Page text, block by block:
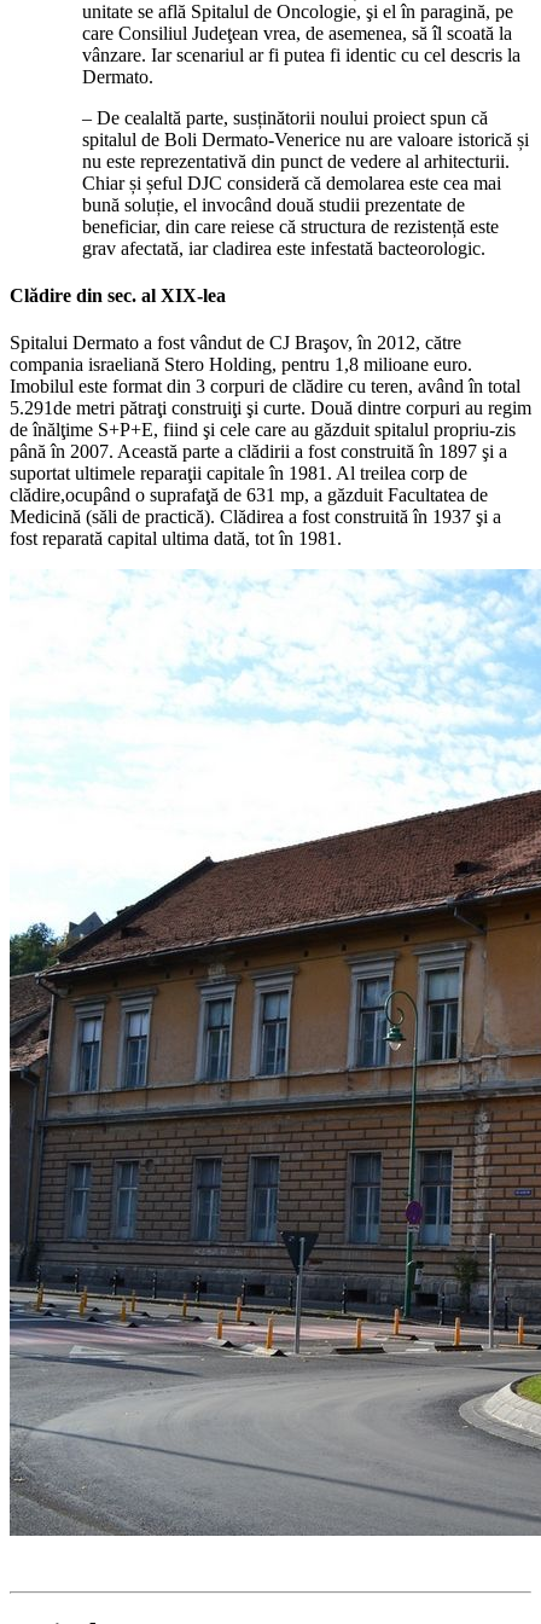
unitate se află Spitalul de Oncologie, şi el în paragină, pe
care Consiliul Judeţean vrea, de asemenea, să îl scoată la
vânzare. Iar scenariul ar fi putea fi identic cu cel descris la
Dermato.
– De cealaltă parte, susținătorii noului proiect spun că
spitalul de Boli Dermato-Venerice nu are valoare istorică și
nu este reprezentativă din punct de vedere al arhitecturii.
Chiar și șeful DJC consideră că demolarea este cea mai
bună soluție, el invocând două studii prezentate de
beneficiar, din care reiese că structura de rezistență este
grav afectată, iar cladirea este infestată bacteorologic.
Clădire din sec. al XIX-lea
Spitalui Dermato a fost vândut de CJ Braşov, în 2012, către
compania israeliană Stero Holding, pentru 1,8 milioane euro.
Imobilul este format din 3 corpuri de clădire cu teren, având în total
5.291de metri pătraţi construiţi şi curte. Două dintre corpuri au regim
de înălţime S+P+E, fiind şi cele care au găzduit spitalul propriu-zis
până în 2007. Această parte a clădirii a fost construită în 1897 şi a
suportat ultimele reparaţii capitale în 1981. Al treilea corp de
clădire,ocupând o suprafaţă de 631 mp, a găzduit Facultatea de
Medicină (săli de practică). Clădirea a fost construită în 1937 şi a
fost reparată capital ultima dată, tot în 1981.